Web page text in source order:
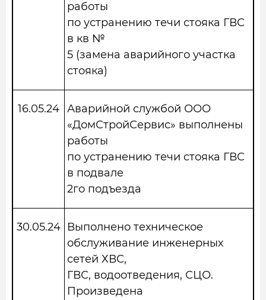
работы
по устранению течи стояка ГВС
в кв №
5 (замена аварийного участка
стояка)
16.05.24 Аварийной службой ООО
«ДомСтройСервис» выполнены
работы
по устранению течи стояка ГВС
в подвале
2го подъезда
30.05.24 Выполнено техническое
обслуживание инженерных
сетей ХВС,
ГВС, водоотведения, СЦО.
Произведена